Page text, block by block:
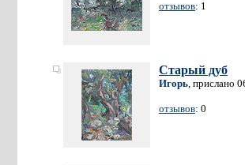
отзывов: 1
Старый дуб
Игорь, прислано
отзывов: 0